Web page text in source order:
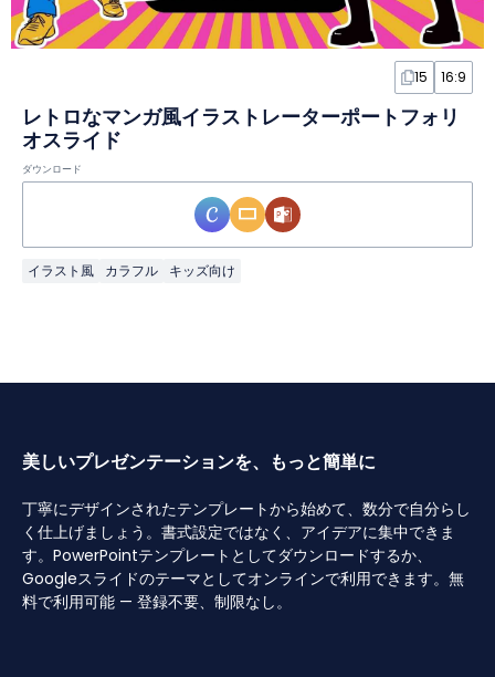
15 16:9
レトロなマンガ風イラストレーターポートフォリ
オスライド
ダウンロード
イラスト風 カラフル キッズ向け
美しいプレゼンテーションを、もっと簡単に
丁寧にデザインされたテンプレートから始めて、数分で自分らし
く仕上げましょう。書式設定ではなく、アイデアに集中できま
す。PowerPointテンプレートとしてダウンロードするか、
Googleスライドのテーマとしてオンラインで利用できます。無
料で利用可能 — 登録不要、制限なし。